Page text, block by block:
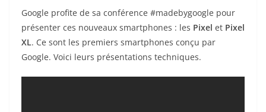
Google profite de sa conférence #madebygoogle pour
présenter ces nouveaux smartphones : les Pixel et Pixel
XL. Ce sont les premiers smartphones conçu par
Google. Voici leurs présentations techniques.